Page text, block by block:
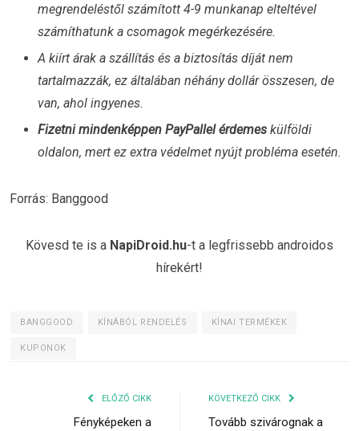
megrendeléstől számított 4-9 munkanap elteltével
számíthatunk a csomagok megérkezésére.
A kiírt árak a szállítás és a biztosítás díját nem
tartalmazzák, ez általában néhány dollár összesen, de
van, ahol ingyenes.
Fizetni mindenképpen PayPallel érdemes külföldi
oldalon, mert ez extra védelmet nyújt probléma esetén.
Forrás: Banggood
Kövesd te is a NapiDroid.hu-t a legfrissebb androidos
hírekért!
BANGGOOD KÍNÁBÓL RENDELÉS KÍNAI TERMÉKEK
KUPONOK
ELŐZŐ CIKK
Fényképeken a
KÖVETKEZŐ CIKK
Tovább szivárognak a